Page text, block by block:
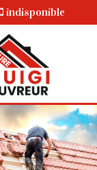
indisponible